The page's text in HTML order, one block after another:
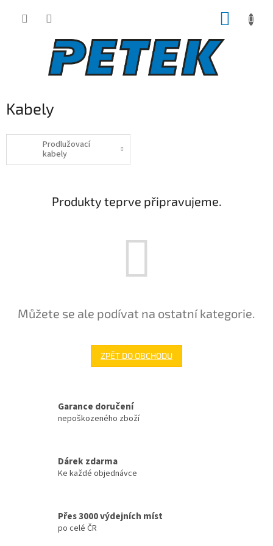
Kabely
Prodlužovací
kabely
Produkty teprve připravujeme.
Můžete se ale podívat na ostatní kategorie.
ZPĚT DO OBCHODU
Garance doručení
nepoškozeného zboží
Dárek zdarma
Ke každé objednávce
Přes 3000 výdejních míst
po celé ČR